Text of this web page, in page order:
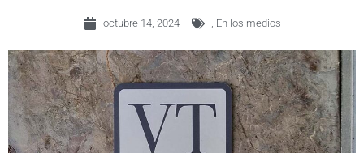
octubre 14, 2024 , En los medios